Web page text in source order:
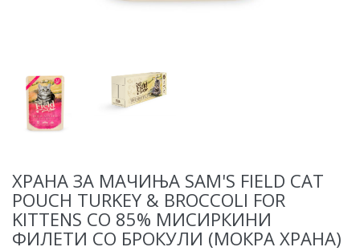
ХРАНА ЗА МАЧИЊА SAM'S FIELD CAT
POUCH TURKEY & BROCCOLI FOR
KITTENS СO 85% МИСИРКИНИ
ФИЛЕТИ СО БРОКУЛИ (МОКРА ХРАНА)